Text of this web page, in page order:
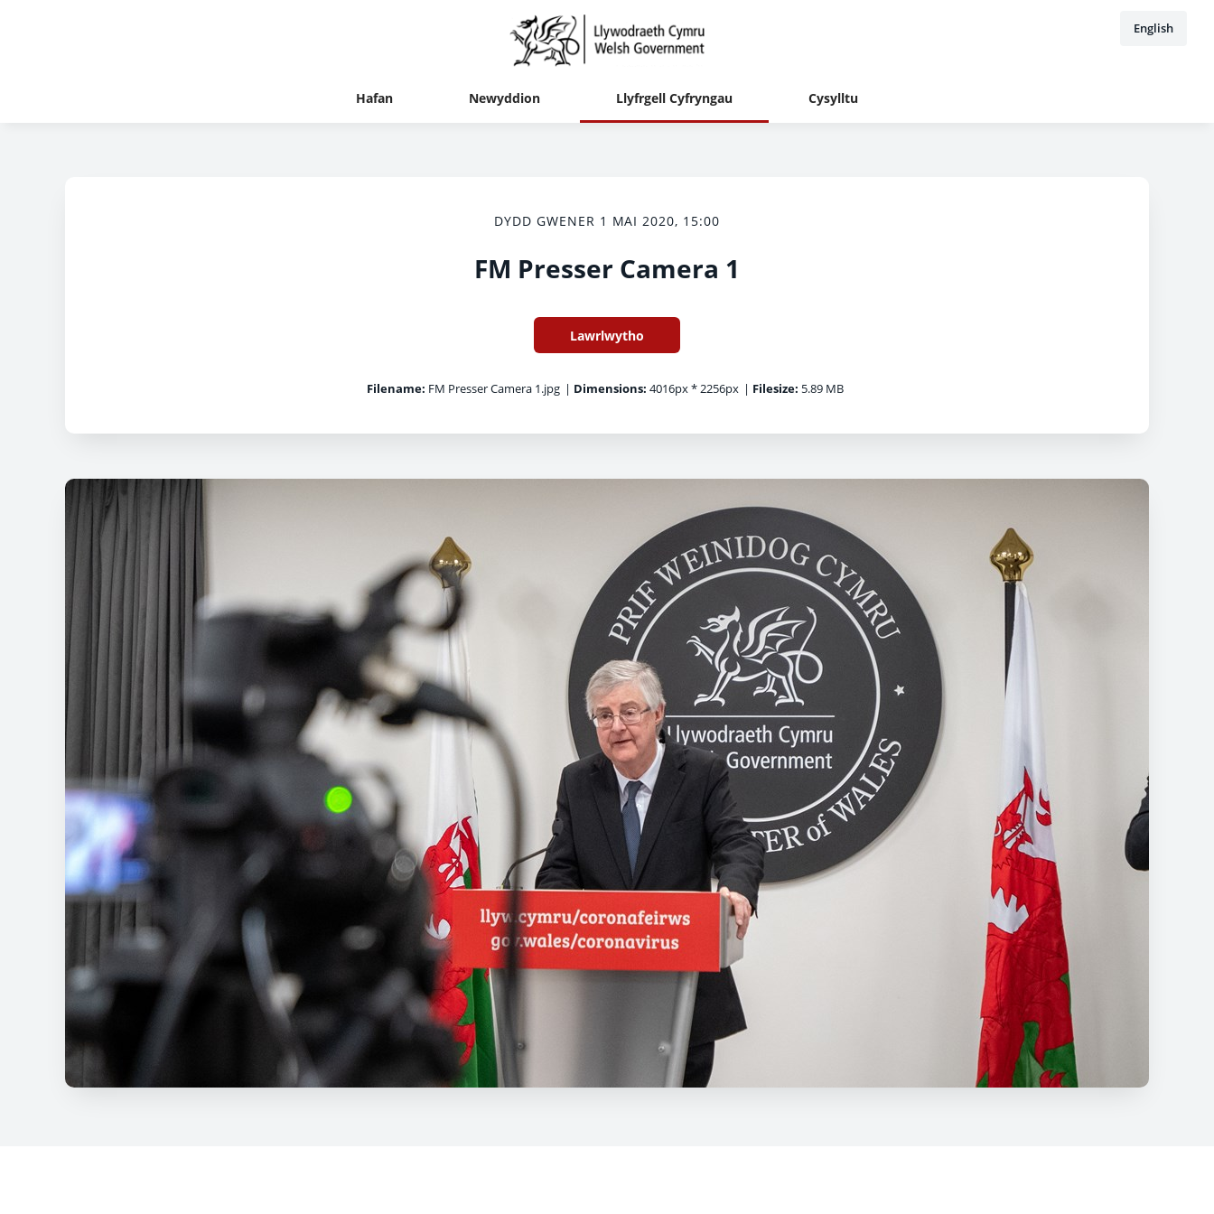
English
Hafan Newyddion Llyfrgell Cyfryngau Cysylltu
DYDD GWENER 1 MAI 2020, 15:00
FM Presser Camera 1
Lawrlwytho
Filename: FM Presser Camera 1.jpg | Dimensions: 4016px * 2256px | Filesize: 5.89 MB